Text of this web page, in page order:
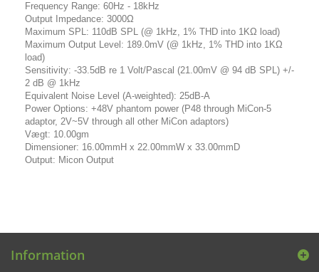
Frequency Range: 60Hz - 18kHz
Output Impedance: 3000Ω
Maximum SPL: 110dB SPL (@ 1kHz, 1% THD into 1KΩ load)
Maximum Output Level: 189.0mV (@ 1kHz, 1% THD into 1KΩ
load)
Sensitivity: -33.5dB re 1 Volt/Pascal (21.00mV @ 94 dB SPL) +/-
2 dB @ 1kHz
Equivalent Noise Level (A-weighted): 25dB-A
Power Options: +48V phantom power (P48 through MiCon-5
adaptor, 2V~5V through all other MiCon adaptors)
Vægt: 10.00gm
Dimensioner: 16.00mmH x 22.00mmW x 33.00mmD
Output: Micon Output
Information